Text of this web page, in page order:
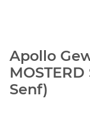
Apollo
Senf)